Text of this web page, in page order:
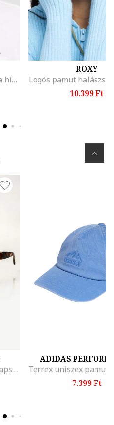
Fly állítható baseballsapka hímzett logóval, Fehér/Halványsárga
ROXY
Logós pamut
10.399 Ft
Teknőcmintás szögletes napszemüveg, Sötétbarna
ADIDAS
7.399 Ft